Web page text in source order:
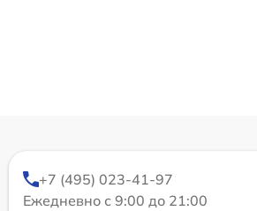
+7 (495) 023-41-97
Ежедневно с 9:00 до 21:00